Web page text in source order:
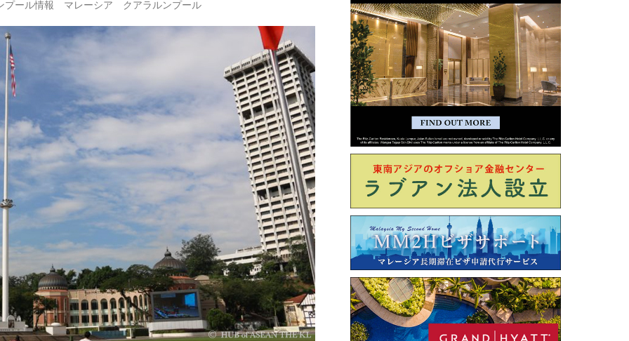
プール情報 マレーシア クアラルンプール